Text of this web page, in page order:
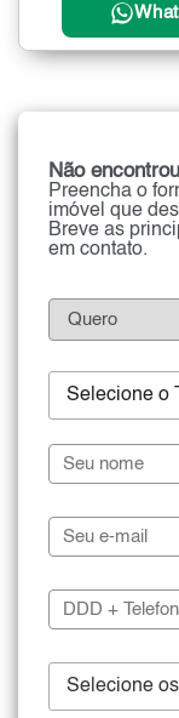
Não
Preencha o
imóvel que
Breve as
em contato.
Selecione o
Selecione